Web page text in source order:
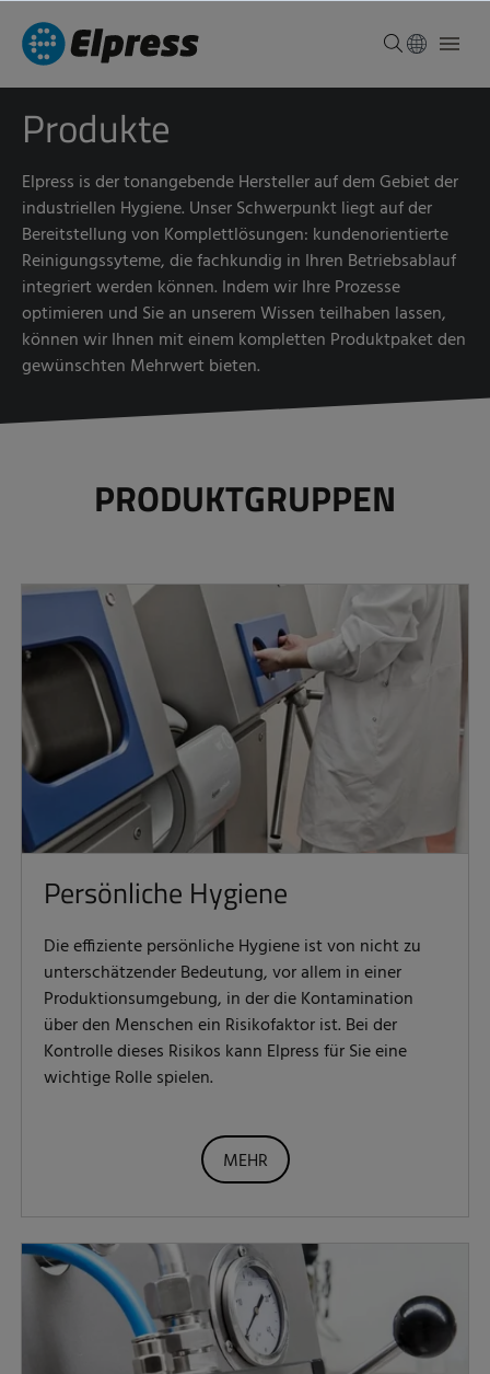
Produkte
Elpress is der tonangebende Hersteller auf dem Gebiet der
industriellen Hygiene. Unser Schwerpunkt liegt auf der
Bereitstellung von Komplettlösungen: kundenorientierte
Reinigungssyteme, die fachkundig in Ihren Betriebsablauf
integriert werden können. Indem wir Ihre Prozesse
optimieren und Sie an unserem Wissen teilhaben lassen,
können wir Ihnen mit einem kompletten Produktpaket den
gewünschten Mehrwert bieten.
PRODUKTGRUPPEN
Persönliche Hygiene
Die effiziente persönliche Hygiene ist von nicht zu
unterschätzender Bedeutung, vor allem in einer
Produktionsumgebung, in der die Kontamination
über den Menschen ein Risikofaktor ist. Bei der
Kontrolle dieses Risikos kann Elpress für Sie eine
wichtige Rolle spielen.
MEHR